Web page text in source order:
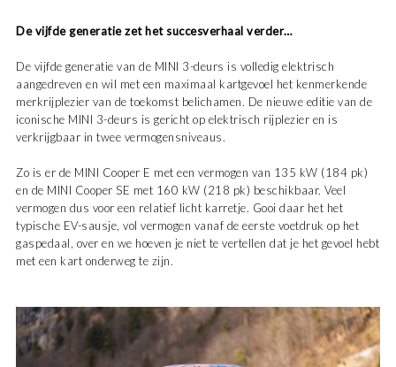
De vijfde generatie zet het succesverhaal verder…
De vijfde generatie van de MINI 3-deurs is volledig elektrisch
aangedreven en wil met een maximaal kartgevoel het kenmerkende
merkrijplezier van de toekomst belichamen. De nieuwe editie van de
iconische MINI 3-deurs is gericht op elektrisch rijplezier en is
verkrijgbaar in twee vermogensniveaus.
Zo is er de MINI Cooper E met een vermogen van 135 kW (184 pk)
en de MINI Cooper SE met 160 kW (218 pk) beschikbaar. Veel
vermogen dus voor een relatief licht karretje. Gooi daar het het
typische EV-sausje, vol vermogen vanaf de eerste voetdruk op het
gaspedaal, over en we hoeven je niet te vertellen dat je het gevoel hebt
met een kart onderweg te zijn.